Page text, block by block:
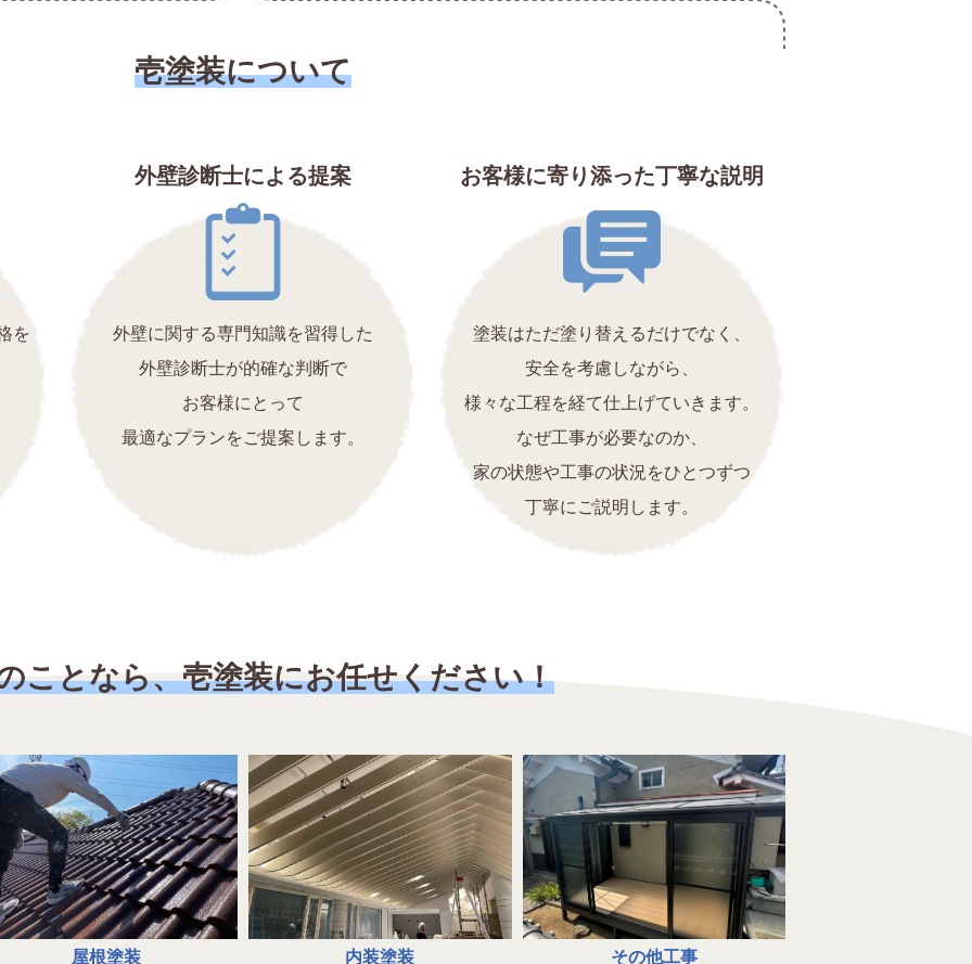
壱塗装について
を
外壁診断士による提案
外壁に関する専門知識を習得した
外壁診断士が的確な判断で
お客様にとって
最適なプランをご提案します。
お客様に寄り添った丁寧な説明
塗装はただ塗り替えるだけでなく、
安全を考慮しながら、
様々な工程を経て仕上げていきます。
なぜ工事が必要なのか、
家の状態や工事の状況をひとつずつ
丁寧にご説明します。
ことなら、壱塗装にお任せください！
屋根塗装 内装塗装 その他工事